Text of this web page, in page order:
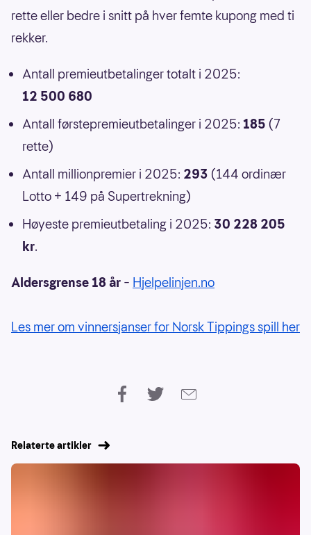
rette eller bedre i snitt på hver femte kupong med ti
rekker.
Antall premieutbetalinger totalt i 2025:
12 500 680
Antall førstepremieutbetalinger i 2025: 185 (7
rette)
Antall millionpremier i 2025: 293 (144 ordinær
Lotto + 149 på Supertrekning)
Høyeste premieutbetaling i 2025: 30 228 205
kr.
Aldersgrense 18 år – Hjelpelinjen.no
Les mer om vinnersjanser for Norsk Tippings spill her
Relaterte artikler